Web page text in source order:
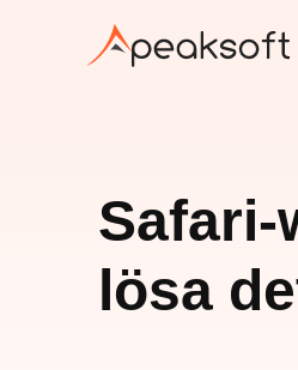
Safari-
lösa